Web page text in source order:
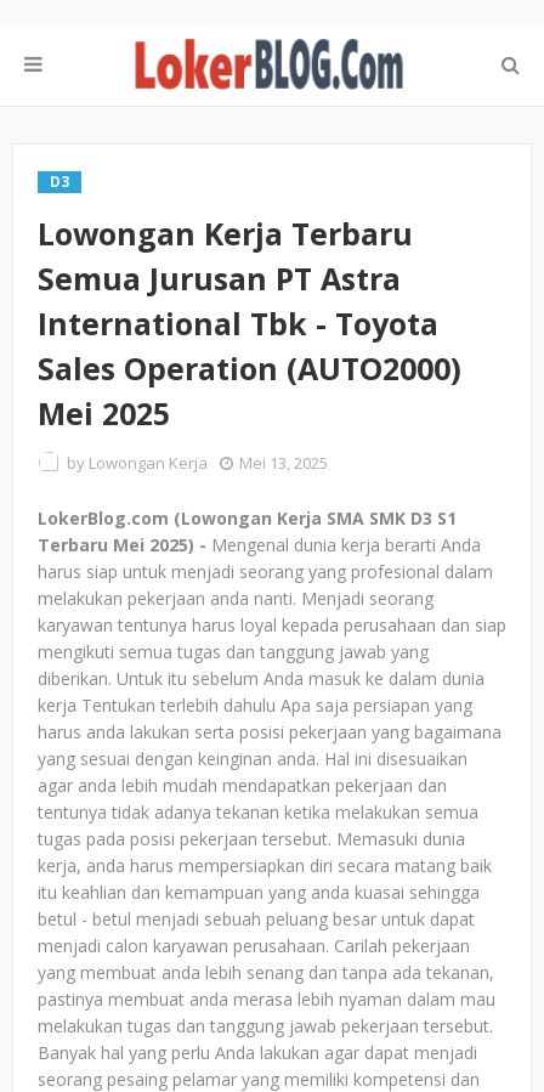
D3
Lowongan Kerja Terbaru
Semua Jurusan PT Astra
International Tbk - Toyota
Sales Operation (AUTO2000)
Mei 2025
by Lowongan Kerja Mei 13, 2025
LokerBlog.com (Lowongan Kerja SMA SMK D3 S1
Terbaru Mei 2025) - Mengenal dunia kerja berarti Anda
harus siap untuk menjadi seorang yang profesional dalam
melakukan pekerjaan anda nanti. Menjadi seorang
karyawan tentunya harus loyal kepada perusahaan dan siap
mengikuti semua tugas dan tanggung jawab yang
diberikan. Untuk itu sebelum Anda masuk ke dalam dunia
kerja Tentukan terlebih dahulu Apa saja persiapan yang
harus anda lakukan serta posisi pekerjaan yang bagaimana
yang sesuai dengan keinginan anda. Hal ini disesuaikan
agar anda lebih mudah mendapatkan pekerjaan dan
tentunya tidak adanya tekanan ketika melakukan semua
tugas pada posisi pekerjaan tersebut. Memasuki dunia
kerja, anda harus mempersiapkan diri secara matang baik
itu keahlian dan kemampuan yang anda kuasai sehingga
betul - betul menjadi sebuah peluang besar untuk dapat
menjadi calon karyawan perusahaan. Carilah pekerjaan
yang membuat anda lebih senang dan tanpa ada tekanan,
pastinya membuat anda merasa lebih nyaman dalam mau
melakukan tugas dan tanggung jawab pekerjaan tersebut.
Banyak hal yang perlu Anda lakukan agar dapat menjadi
seorang pesaing pelamar yang memiliki kompetensi dan